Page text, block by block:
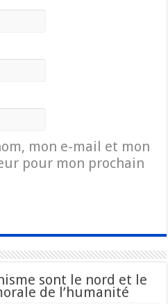
mon e-mail et mon
pour mon prochain
sont le nord et le
de l’humanité